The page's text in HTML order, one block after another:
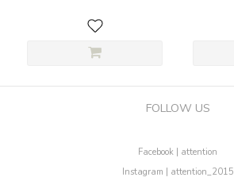
FOLLOW US
Facebook | attention
Instagram | attention_2015